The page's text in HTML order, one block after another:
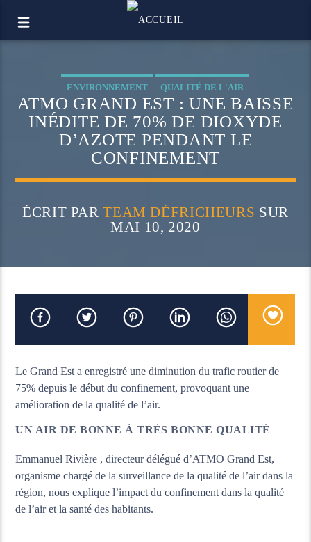
ENVIRONNEMENT QUALITÉ DE L'AIR
ATMO GRAND EST : UNE BAISSE
INÉDITE DE 70% DE DIOXYDE
D’AZOTE PENDANT LE
CONFINEMENT
ÉCRIT PARTEAM DÉFRICHEURS SUR
MAI 10, 2020
Le Grand Est a enregistré une diminution du trafic routier de
75% depuis le début du confinement, provoquant une
amélioration de la qualité de l’air.
UN AIR DE BONNE À TRÈS BONNE QUALITÉ
Emmanuel Rivière , directeur délégué d’ATMO Grand Est,
organisme chargé de la surveillance de la qualité de l’air dans la
région, nous explique l’impact du confinement dans la qualité
de l’air et la santé des habitants.